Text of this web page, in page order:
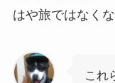
はや旅ではなく
これ